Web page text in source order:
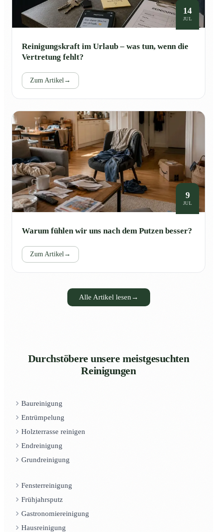
14
JUL
Reinigungskraft im Urlaub – was tun, wenn die
Vertretung fehlt?
Zum Artikel →
9
JUL
Warum fühlen wir uns nach dem Putzen besser?
Zum Artikel →
Alle Artikel lesen →
Durchstöbere unsere meistgesuchten
Reinigungen
Baureinigung
Entrümpelung
Holzterrasse reinigen
Endreinigung
Grundreinigung
Fensterreinigung
Frühjahrsputz
Gastronomiereinigung
Hausreinigung